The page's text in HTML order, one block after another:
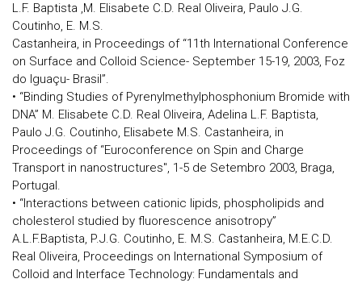
L.F. Baptista ,M. Elisabete C.D. Real Oliveira, Paulo J.G.
Coutinho, E. M.S.
Castanheira, in Proceedings of “11th International Conference
on Surface and Colloid Science- September 15-19, 2003, Foz
do Iguaçu- Brasil”.
• “Binding Studies of Pyrenylmethylphosphonium Bromide with
DNA” M. Elisabete C.D. Real Oliveira, Adelina L.F. Baptista,
Paulo J.G. Coutinho, Elisabete M.S. Castanheira, in
Proceedings of “Euroconference on Spin and Charge
Transport in nanostructures", 1-5 de Setembro 2003, Braga,
Portugal.
• “Interactions between cationic lipids, phospholipids and
cholesterol studied by fluorescence anisotropy”
A.L.F.Baptista, P.J.G. Coutinho, E. M.S. Castanheira, M.E.C.D.
Real Oliveira, Proceedings on International Symposium of
Colloid and Interface Technology: Fundamentals and